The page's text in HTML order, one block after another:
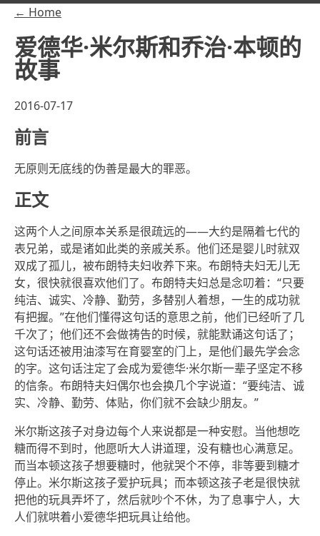
← Home
爱德华·米尔斯和乔治·本顿的
故事
2016-07-17
前言
无原则无底线的伪善是最大的罪恶。
正文
这两个人之间原本关系是很疏远的——大约是隔着七代的
表兄弟，或是诸如此类的亲戚关系。他们还是婴儿时就双
双成了孤儿，被布朗特夫妇收养下来。布朗特夫妇无儿无
女，很快就很喜欢他们了。布朗特夫妇总是念叨着：“只要
纯洁、诚实、冷静、勤劳，多替别人着想，一生的成功就
有把握。”在他们懂得这句话的意思之前，他们已经听了几
千次了；他们还不会做祷告的时候，就能默诵这句话了；
这句话还被用油漆写在育婴室的门上，是他们最先学会念
的字。这句话注定了会成为爱德华·米尔斯一辈子坚定不移
的信条。布朗特夫妇偶尔也会换几个字说道：“要纯洁、诚
实、冷静、勤劳、体贴，你们就不会缺少朋友。”
米尔斯这孩子对身边每个人来说都是一种安慰。当他想吃
糖而得不到时，他愿听大人讲道理，没有糖也心满意足。
而当本顿这孩子想要糖时，他就哭个不停，非等要到糖才
停止。米尔斯这孩子爱护玩具；而本顿这孩子老是很快就
把他的玩具弄坏了，然后就吵个不休，为了息事宁人，大
人们就哄着小爱德华把玩具让给他。